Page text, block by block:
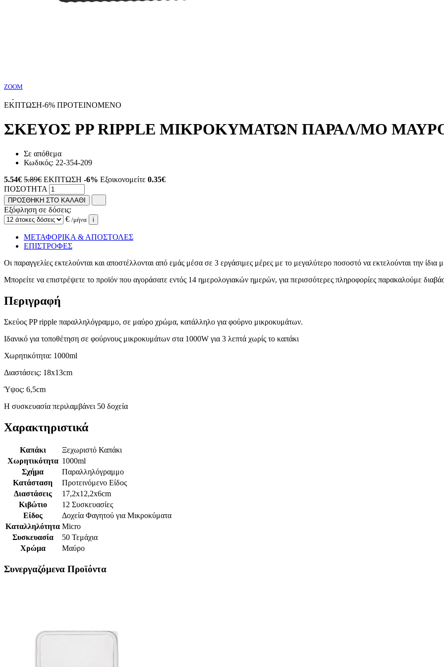
ZOOM
ΕΚΠΤΩΣΗ-6% ΠΡΟΤΕΙΝΟΜΕΝΟ
ΣΚΕΥΟΣ PP RIPPLE ΜΙΚΡΟΚΥΜΑΤΩΝ ΠΑΡΑΛ/ΜΟ ΜΑΥΡΟ
Σε απόθεμα
Κωδικός: 22-354-209
5.54€ 5.89€ ΕΚΠΤΩΣΗ -6% Εξοικονομείτε 0.35€
ΠΟΣΟΤΗΤΑ
ΠΡΟΣΘΗΚΗ ΣΤΟ ΚΑΛΑΘΙ
Εξόφληση σε δόσεις:
€ /μήνα i
ΜΕΤΑΦΟΡΙΚΑ & ΑΠΟΣΤΟΛΕΣ
ΕΠΙΣΤΡΟΦΕΣ
Οι παραγγελίες εκτελούνται και αποστέλλονται από εμάς μέσα σε 3 εργάσιμες μέρες με το μεγαλύτερο ποσοστό να εκτελούνται την ίδια
Μπορείτε να επιστρέψετε το προϊόν που αγοράσατε εντός 14 ημερολογιακών ημερών, για περισσότερες πληροφορίες παρακαλούμε
Περιγραφή
Σκεύος PP ripple παραλληλόγραμμο, σε μαύρο χρώμα, κατάλληλο για φούρνο μικροκυμάτων.
Ιδανικό για τοποθέτηση σε φούρνους μικροκυμάτων στα 1000W για 3 λεπτά χωρίς το καπάκι
Χωρητικότητα: 1000ml
Διαστάσεις: 18x13cm
Ύψος: 6,5cm
H συσκευασία περιλαμβάνει 50 δοχεία
Χαρακτηριστικά
Καπάκι
Ξεχωριστό Καπάκι
Χωρητικότητα 1000ml
Σχήμα
Παραλληλόγραμμο
Κατάσταση
Προτεινόμενο Είδος
Διαστάσεις
17,2x12,2x6cm
Κιβώτιο
12 Συσκευασίες
Είδος
Δοχεία Φαγητού για Μικροκύματα
Καταλληλότητα Micro
Συσκευασία
50 Τεμάχια
Χρώμα
Μαύρο
Συνεργαζόμενα Προϊόντα